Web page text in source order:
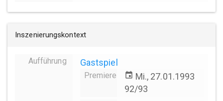
Inszenierungskontext
Aufführung Gastspiel
Premiere event Mi., 27.01.1993
92/93